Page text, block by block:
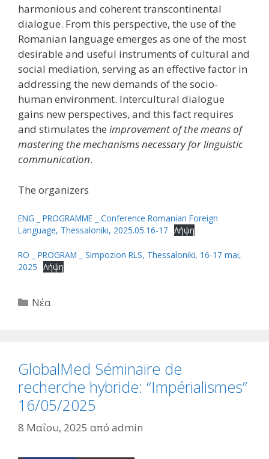
harmonious and coherent transcontinental
dialogue. From this perspective, the use of the
Romanian language emerges as one of the most
desirable and useful instruments of cultural and
social mediation, serving as an effective factor in
addressing the new demands of the socio-
human environment. Intercultural dialogue
gains new perspectives, and this fact requires
and stimulates the improvement of the means of
mastering the mechanisms necessary for linguistic
communication.
The organizers
ENG _ PROGRAMME _ Conference Romanian Foreign
Language, Thessaloniki, 2025.05.16-17 Λήψη
RO _ PROGRAM _ Simpozion RLS, Thessaloniki, 16-17 mai,
2025 Λήψη
Κατηγορίες
Νέα
GlobalMed Séminaire de
recherche hybride: “Impérialismes”
16/05/2025
8 Μαΐου, 2025 από admin